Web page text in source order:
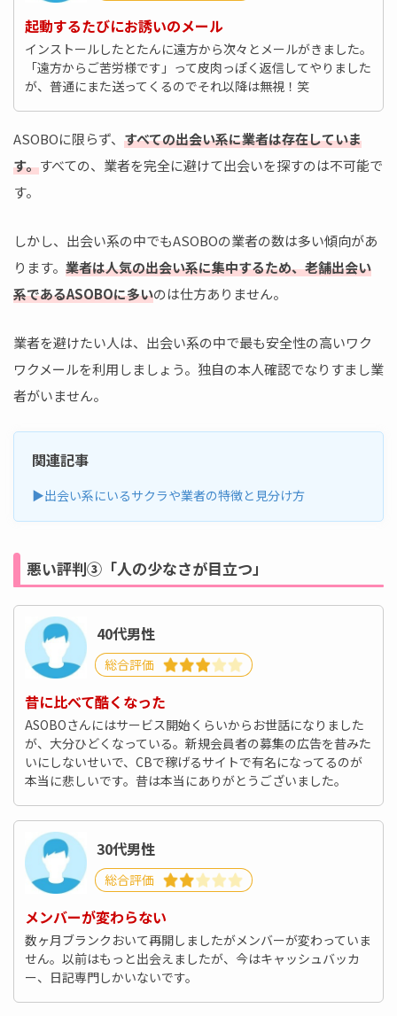
起動するたびにお誘いのメール
インストールしたとたんに遠方から次々とメールがきました。
「遠方からご苦労様です」って皮肉っぽく返信してやりました
が、普通にまた送ってくるのでそれ以降は無視！笑
ASOBOに限らず、 すべての出会い系に業者は存在していま
す。すべての、業者を完全に避けて出会いを探すのは不可能で
す。
しかし、出会い系の中でもASOBOの業者の数は多い傾向があ
ります。 業者は人気の出会い系に集中するため、老舗出会い
系であるASOBOに多いのは仕方ありません。
業者を避けたい人は、出会い系の中で最も安全性の高いワク
ワクメールを利用しましょう。独自の本人確認でなりすまし業
者がいません。
関連記事
▶出会い系にいるサクラや業者の特徴と見分け方
悪い評判③「人の少なさが目立つ」
40代男性
総合評価
昔に比べて酷くなった
ASOBOさんにはサービス開始くらいからお世話になりました
が、大分ひどくなっている。新規会員者の募集の広告を昔みた
いにしないせいで、CBで稼げるサイトで有名になってるのが
本当に悲しいです。昔は本当にありがとうございました。
30代男性
総合評価
メンバーが変わらない
数ヶ月ブランクおいて再開しましたがメンバーが変わっていま
せん。以前はもっと出会えましたが、今はキャッシュバッカ
ー、日記専門しかいないです。